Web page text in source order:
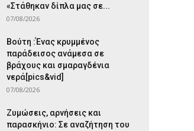
«Στάθηκαν δίπλα μας σε...
07/08/2026
Βούτη :Ένας κρυμμένος
παράδεισος ανάμεσα σε
βράχους και σμαραγδένια
νερά[pics&vid]
07/08/2026
Ζυμώσεις, αρνήσεις και
παρασκήνιο: Σε αναζήτηση του